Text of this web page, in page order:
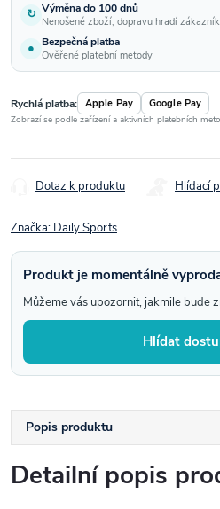
↻ Výměna do 100 dnů
Nenošené zboží; dopravu hradí zákazník
● Bezpečná platba
Ověřené platební metody
Rychlá platba: Apple Pay Google Pay
Zobrazí se podle zařízení a aktivních platebních
Dotaz k produktu Hlídací
Značka: Daily Sports
Produkt je momentálně
Můžeme vás upozornit, jakmile bude
Hlídat
Popis produktu
Detailní popis